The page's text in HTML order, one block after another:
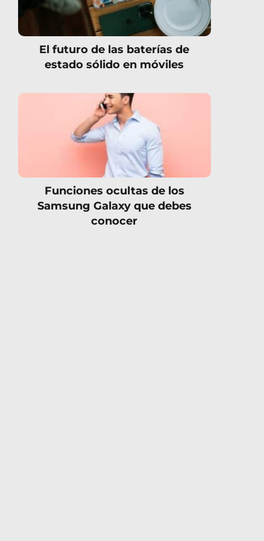
El futuro de las baterías de
estado sólido en móviles
Funciones ocultas de los
Samsung Galaxy que debes
conocer